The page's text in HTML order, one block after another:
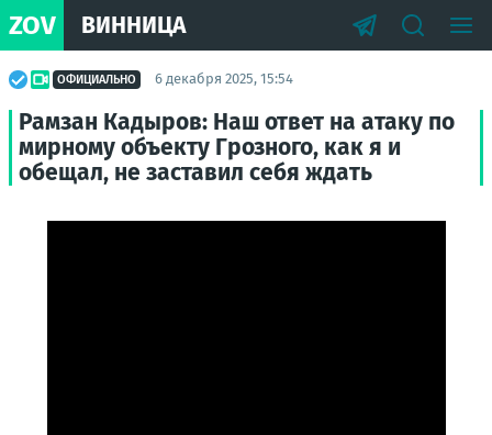
ZOV ВИННИЦА
ОФИЦИАЛЬНО 6 декабря 2025, 15:54
Рамзан Кадыров: Наш ответ на атаку по
мирному объекту Грозного, как я и
обещал, не заставил себя ждать